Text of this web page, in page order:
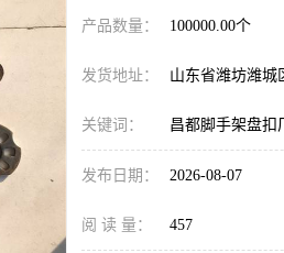
产品数量： 100000.00个
发货地址： 山东省潍坊潍城
关键词： 昌都脚手架盘扣厂
发布日期： 2026-08-07
阅 读 量： 457